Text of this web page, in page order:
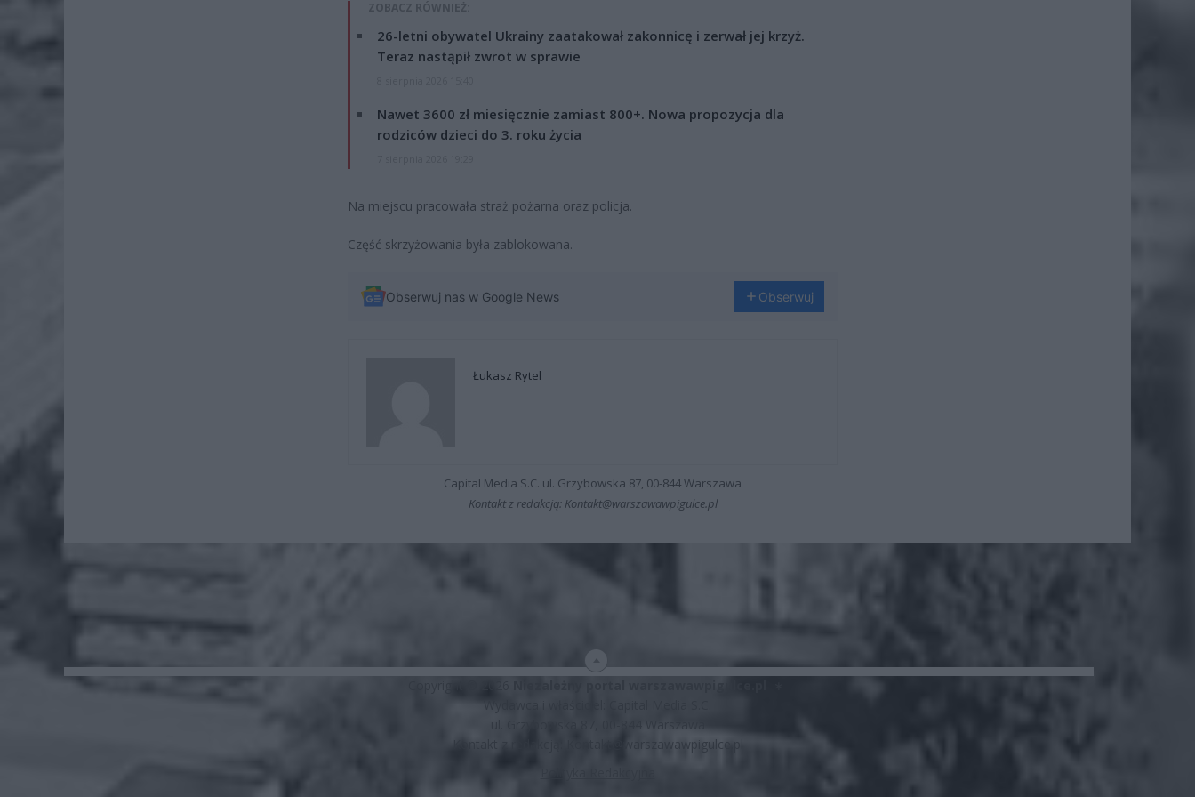
ZOBACZ RÓWNIEŻ:
26-letni obywatel Ukrainy zaatakował zakonnicę i zerwał jej krzyż.
Teraz nastąpił zwrot w sprawie
Nawet 3600 zł miesięcznie zamiast 800+. Nowa propozycja dla
rodziców dzieci do 3. roku życia
Na miejscu pracowała straż pożarna oraz policja.
Część skrzyżowania była zablokowana.
Obserwuj nas w Google News Obserwuj
Łukasz Rytel
Capital Media S.C. ul. Grzybowska 87, 00-844 Warszawa
Kontakt z redakcją: Kontakt@warszawawpigulce.pl
Kontakt z redakcją:
Kontakt@warszawawpigulce.pl